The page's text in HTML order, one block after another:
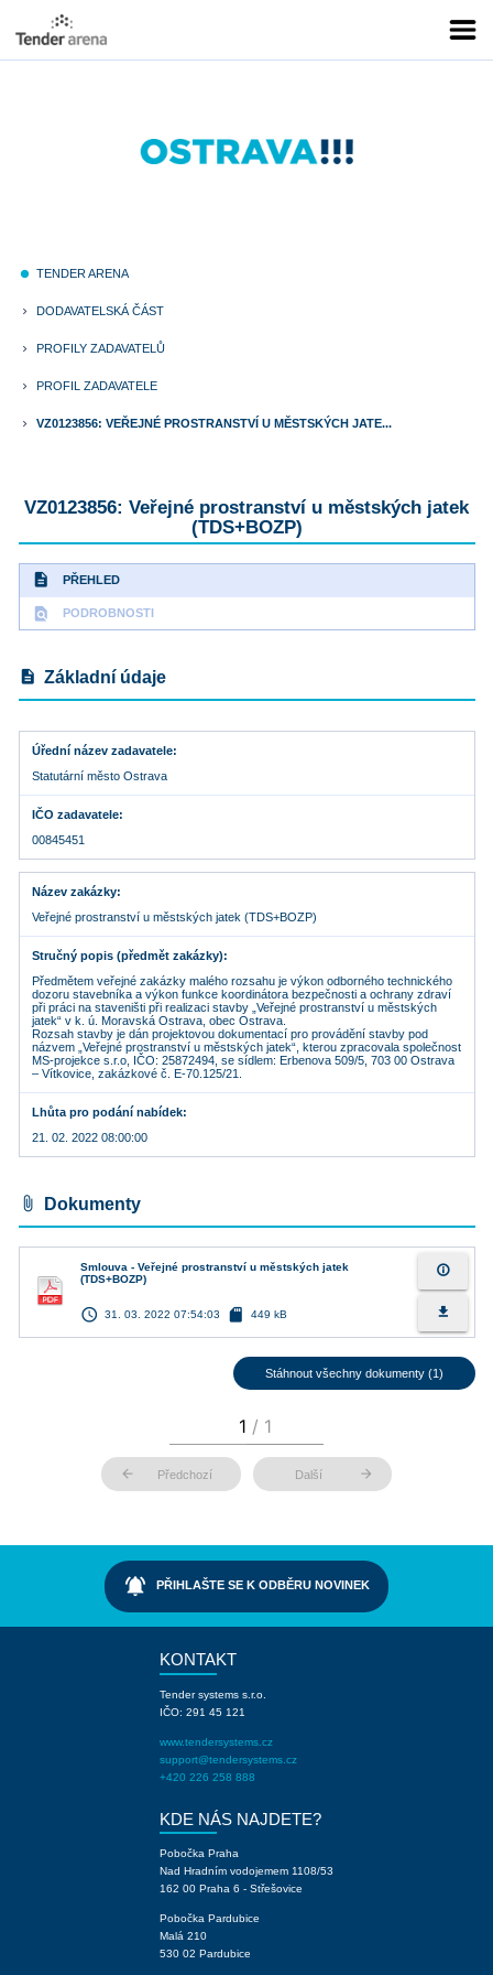
fiber_manual_record TENDER ARENA
keyboard_arrow_right DODAVATELSKÁ ČÁST
keyboard_arrow_right PROFILY ZADAVATELŮ
keyboard_arrow_right PROFIL ZADAVATELE
keyboard_arrow_right VZ0123856: VEŘEJNÉ PROSTRANSTVÍ U MĚSTSKÝCH JATE...
VZ0123856: Veřejné prostranství u městských jatek
(TDS+BOZP)
description PŘEHLED
find_in_page PODROBNOSTI
description Základní údaje
Úřední název zadavatele
Statutární město Ostrava
IČO zadavatele
00845451
Název zakázky
Veřejné prostranství u městských jatek (TDS+BOZP)
Stručný popis (předmět zakázky)
Předmětem veřejné zakázky malého rozsahu je výkon odborného technického
dozoru stavebníka a výkon funkce koordinátora bezpečnosti a ochrany zdraví
při práci na staveništi při realizaci stavby „Veřejné prostranství u městských
jatek“ v k. ú. Moravská Ostrava, obec Ostrava.
Rozsah stavby je dán projektovou dokumentací pro provádění stavby pod
názvem „Veřejné prostranství u městských jatek“, kterou zpracovala společnost
MS-projekce s.r.o, IČO: 25872494, se sídlem: Erbenova 509/5, 703 00 Ostrava
– Vítkovice, zakázkové č. E-70.125/21.
Lhůta pro podání nabídek
21. 02. 2022 08:00:00
attach_file Dokumenty
Smlouva - Veřejné prostranství u městských jatek
(TDS+BOZP)
access_time 31. 03. 2022 07:54:03 sd_card 449 kB
info_outline
file_download
Stáhnout všechny dokumenty (1)
arrow_back Předchozí Další arrow_forward
notifications_active PŘIHLAŠTE SE K ODBĚRU NOVINEK
KONTAKT
Tender systems s.r.o.
IČO: 291 45 121
www.tendersystems.cz
support@tendersystems.cz
+420 226 258 888
KDE NÁS NAJDETE?
Pobočka Praha
Nad Hradním vodojemem 1108/53
162 00 Praha 6 - Střešovice
Pobočka Pardubice
Malá 210
530 02 Pardubice